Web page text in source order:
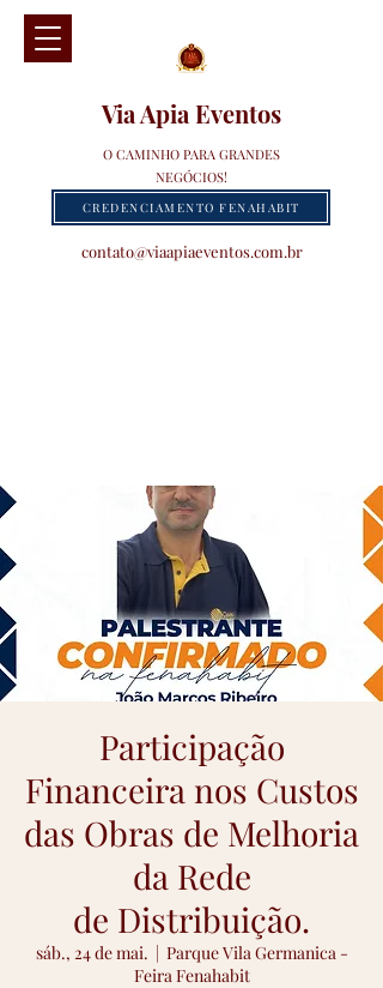
Via Apia Eventos
O CAMINHO PARA GRANDES
NEGÓCIOS!
contato@viaapiaeventos.com.br
CREDENCIAMENTO FENAHABIT
Participação
Financeira nos Custos
das Obras de Melhoria
da Rede
de Distribuição.
sáb., 24 de mai.
  |
Parque Vila Germanica -
Feira Fenahabit